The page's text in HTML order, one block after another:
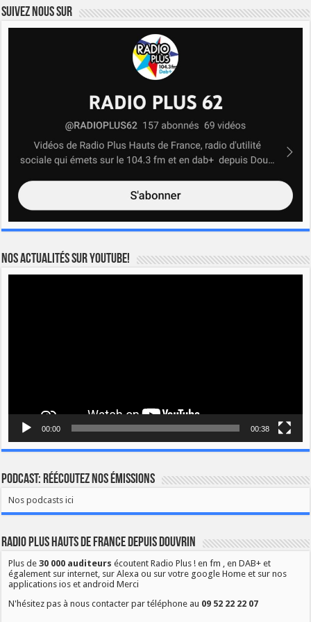
Suivez nous sur
Nos actualités sur YOUTUBE!
00:00 00:38
Podcast: Réécoutez nos émissions
Nos podcasts ici
Radio Plus Hauts de France depuis Douvrin
Plus de30 000 auditeurs écoutent Radio Plus ! en fm , en DAB+ et
également sur internet, sur Alexa ou sur votre google Home et sur nos
applications ios et android Merci
N'hésitez pas à nous contacter par téléphone au 09 52 22 22 07